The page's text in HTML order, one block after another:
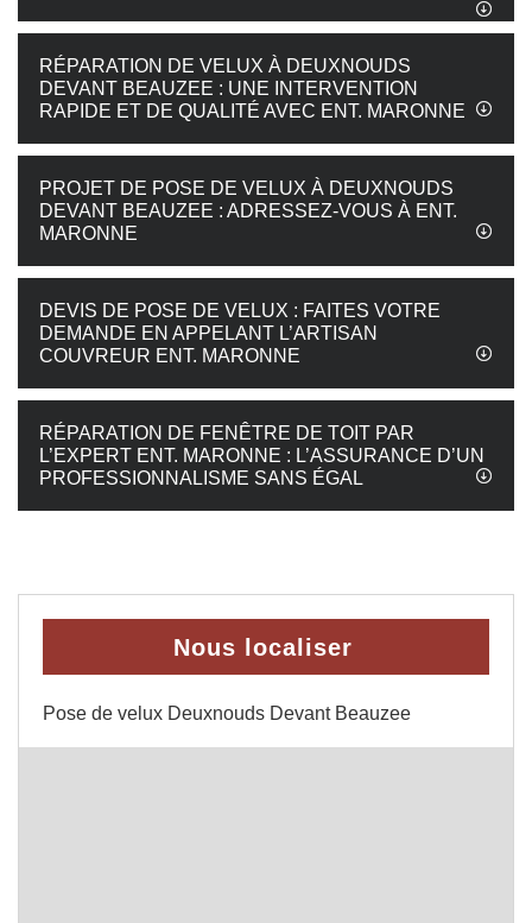
RÉPARATION DE VELUX À DEUXNOUDS
DEVANT BEAUZEE : UNE INTERVENTION
RAPIDE ET DE QUALITÉ AVEC ENT. MARONNE
PROJET DE POSE DE VELUX À DEUXNOUDS
DEVANT BEAUZEE : ADRESSEZ-VOUS À ENT.
MARONNE
DEVIS DE POSE DE VELUX : FAITES VOTRE
DEMANDE EN APPELANT L’ARTISAN
COUVREUR ENT. MARONNE
RÉPARATION DE FENÊTRE DE TOIT PAR
L’EXPERT ENT. MARONNE : L’ASSURANCE D’UN
PROFESSIONNALISME SANS ÉGAL
Nous localiser
Pose de velux Deuxnouds Devant Beauzee